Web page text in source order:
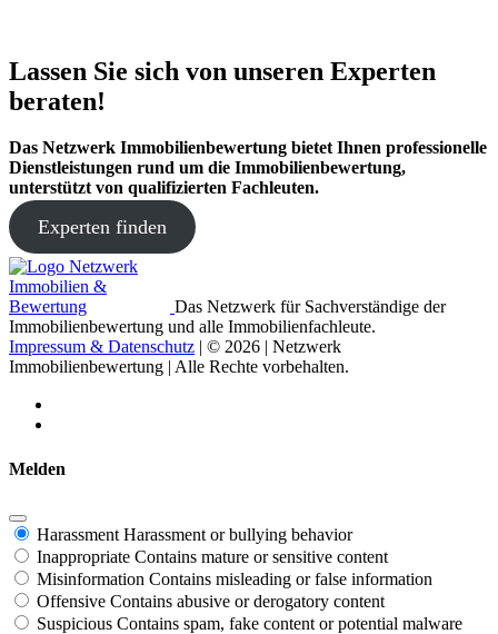
Lassen Sie sich von unseren Experten
beraten!
Das Netzwerk Immobilienbewertung bietet Ihnen professionelle
Dienstleistungen rund um die Immobilienbewertung,
unterstützt von qualifizierten Fachleuten.
Experten finden
Das Netzwerk für Sachverständige der
Immobilienbewertung und alle Immobilienfachleute.
Impressum & Datenschutz | © 2026 | Netzwerk
Immobilienbewertung | Alle Rechte vorbehalten.
Melden
Harassment Harassment or bullying behavior
Inappropriate Contains mature or sensitive content
Misinformation Contains misleading or false information
Offensive Contains abusive or derogatory content
Suspicious Contains spam, fake content or potential malware